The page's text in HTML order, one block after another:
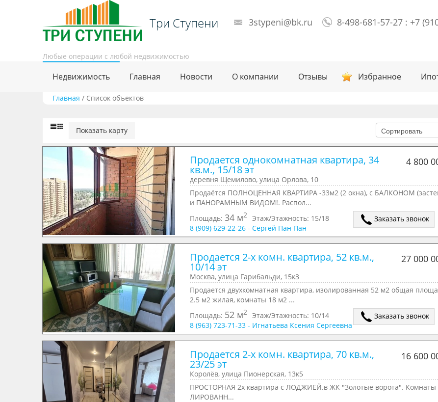
Три Ступени
Любые операции с любой недвижимостью
3stypeni@bk.ru 8-498-681-57-27 : +7
Недвижимость Главная Новости О компании Отзывы Избранное
Главная / Список объектов
Показать карту
Продается однокомнатная квартира, 34
кв.м., 15/18 эт
4 800
деревня Щемилово, улица Орлова, 10
Продaётся ПОЛНОЦЕННАЯ КВАРТИРА -33м2 (2 окна), с БАЛКОНОМ
и ПАНОРАМНЫМ ВИДОМ!. Распол...
Площадь: 34 м2 Этаж/Этажность: 15/18
Заказать звонок
8 (909) 629-22-26 - Сергей Пан Пан
Продается 2-х комн. квартира, 52 кв.м.,
10/14 эт
27 000
Москва, улица Гарибальди, 15к3
Продается двухкомнатная квартира, изолированная 52 м2 общая
2.5 м2 жилая, комнаты 18 м2 ...
Площадь: 52 м2 Этаж/Этажность: 10/14
Заказать звонок
8 (963) 723-71-33 - Игнатьева Ксения Сергеевна
Продается 2-х комн. квартира, 70 кв.м.,
23/25 эт
16 600
Королёв, улица Пионерская, 13к5
ПРОСТОРНАЯ 2х квартира с ЛОДЖИЕЙ.в ЖК "Золотые ворота".
ЛИРОВАНН...